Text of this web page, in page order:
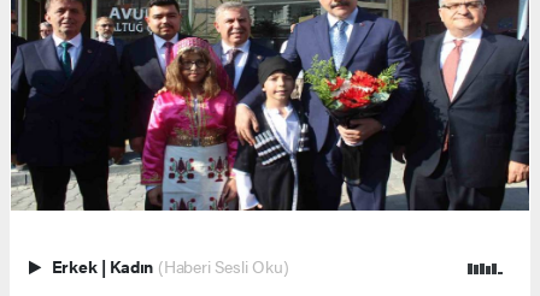
Erkek | Kadın (Haberi Sesli Oku)